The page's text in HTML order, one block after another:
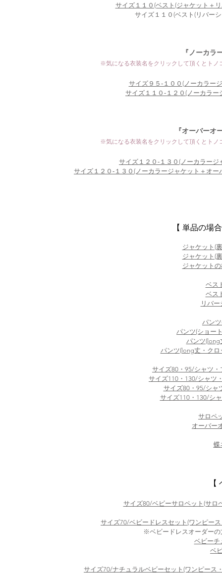
サイズ１１０(ベスト(ジャケット＋
サイズ１１０(ベスト(リバー
『ノーカラ
※気になる衣装名をクリックして頂くとトノ
サイズ９５‐１００(ノーカラー
サイズ１１０‐１２０(​ノーカラ
『オーバーオ
※気になる衣装名をクリックして頂くとトノ
サイズ１２０‐１３０(​ノーカラー
サイズ１２０‐１３０(​ノーカラージャケット＋オ
【 単品の場
ジャケット(
ジャケット(
ジャケット
ベス
ベス
リバ
パン
パンツ(ショー
パンツ(long
パンツ(long丈・クロ
サイズ80・95/シャツ・
サイズ110・130/シャツ
サイズ80・95/シャ
サイズ110・130/シ
サロペ
オーバー
蝶
サイズ80/ベビーサロペット(サロ
サイズ70/ベビードレスセット(ワンピー
※ベビードレスオーダー
ベビーチ
ベ
サイズ70/ナチュラルベビーセット(ワンピース